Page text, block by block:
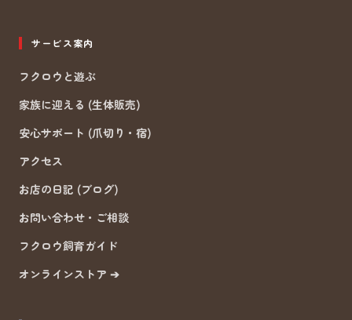
サービス案内
フクロウと遊ぶ
家族に迎える (生体販売)
安心サポート (爪切り・宿)
アクセス
お店の日記 (ブログ)
お問い合わせ・ご相談
フクロウ飼育ガイド
オンラインストア ➔